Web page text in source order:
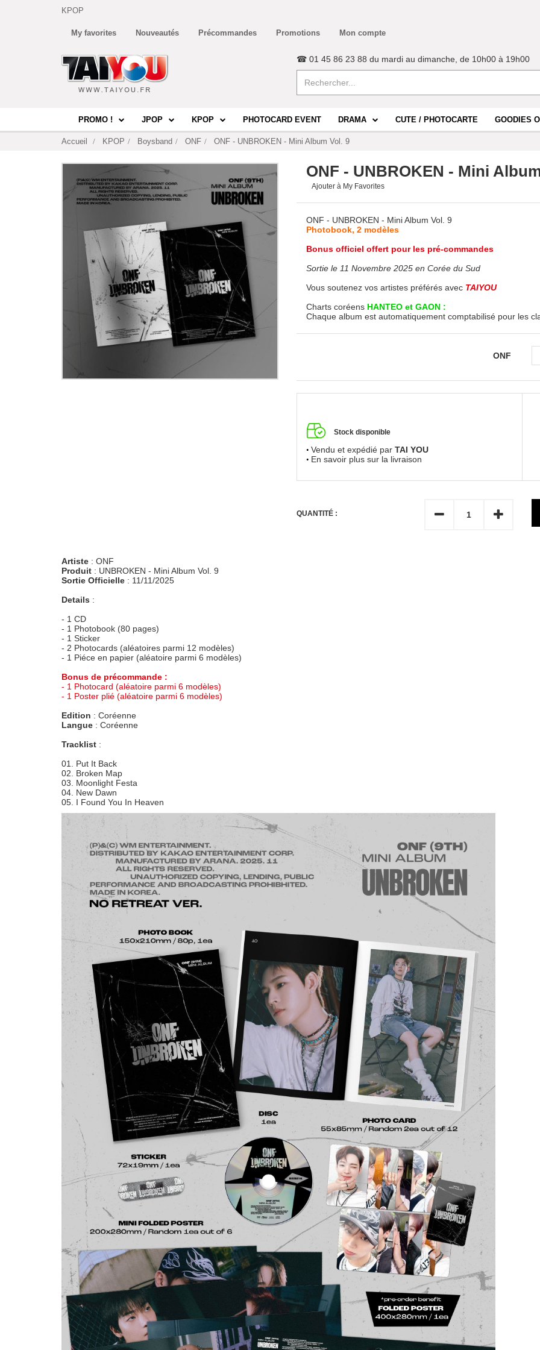
KPOP
My favorites Nouveautés Précommandes Promotions Mon compte
☎ 01 45 86 23 88 du mardi au dimanche, de 10h00 à 19h00
PROMO ! JPOP KPOP PHOTOCARD EVENT DRAMA CUTE / PHOTOCARTE GOODIES
Accueil KPOP Boysband ONF ONF - UNBROKEN - Mini Album Vol. 9
ONF - UNBROKEN - Mini
Ajouter à My Favorites
ONF - UNBROKEN - Mini Album Vol. 9
Photobook, 2 modèles
Bonus officiel offert pour les pré-commandes
Sortie le 11 Novembre 2025 en Corée du Sud
Vous soutenez vos artistes préférés avec TAIYOU
Charts coréens HANTEO et GAON :
Chaque album est automatiquement comptabilisé pour les
ONF
Stock disponible
Vendu et expédié par TAI YOU
En savoir plus sur la livraison
QUANTITÉ :
Artiste : ONF
Produit : UNBROKEN - Mini Album Vol. 9
Sortie Officielle : 11/11/2025
Details :
- 1 CD
- 1 Photobook (80 pages)
- 1 Sticker
- 2 Photocards (aléatoires parmi 12 modèles)
- 1 Piéce en papier (aléatoire parmi 6 modèles)
Bonus de précommande :
- 1 Photocard (aléatoire parmi 6 modèles)
- 1 Poster plié (aléatoire parmi 6 modèles)
Edition : Coréenne
Langue : Coréenne
Tracklist :
01. Put It Back
02. Broken Map
03. Moonlight Festa
04. New Dawn
05. I Found You In Heaven